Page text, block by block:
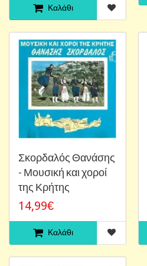
Καλάθι
Σκορδαλός Θανάσης
- Μουσική και χοροί
της Κρήτης
14,99€
Καλάθι